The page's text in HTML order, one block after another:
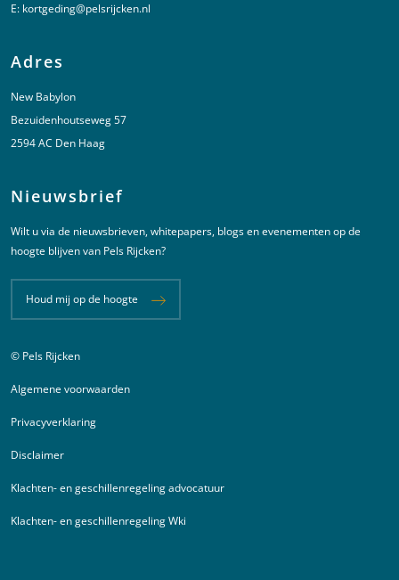
E: kortgeding@pelsrijcken.nl
Adres
New Babylon
Bezuidenhoutseweg 57
2594 AC Den Haag
Nieuwsbrief
Wilt u via de nieuwsbrieven, whitepapers, blogs en evenementen op de
hoogte blijven van Pels Rijcken?
Houd mij op de hoogte
Juridische informatie
© Pels Rijcken
Algemene voorwaarden
Privacyverklaring
Disclaimer
Klachten- en geschillenregeling advocatuur
Klachten- en geschillenregeling Wki